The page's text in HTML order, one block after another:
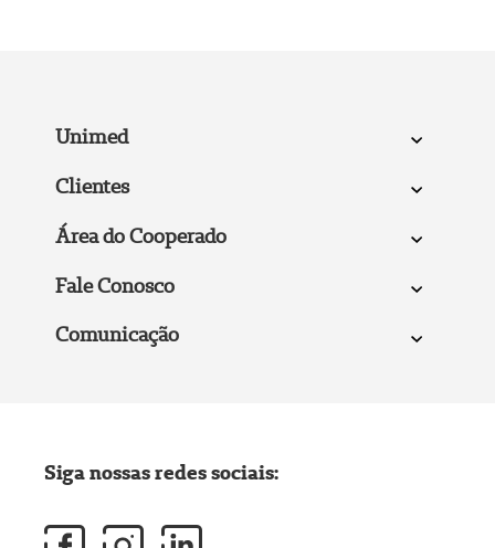
Unimed
Clientes
Área do Cooperado
Fale Conosco
Comunicação
Siga nossas redes sociais: